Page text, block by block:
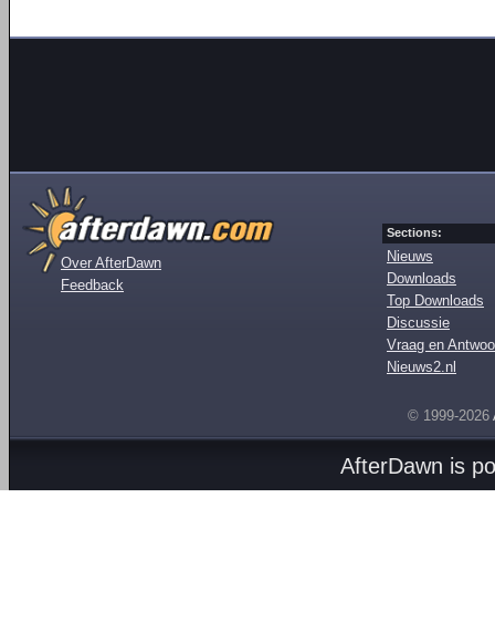
Over AfterDawn
Feedback
Sections:
Nieuws
Downloads
Top Downloads
Discussie
Vraag en
Nieuws2.nl
© 1999-2026
AfterDawn is